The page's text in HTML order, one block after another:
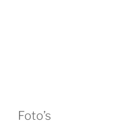
Foto’s